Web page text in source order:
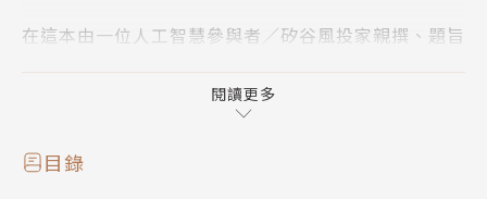
在這本由一位人工智慧參與者／矽谷風投家親撰、題旨
許永遠能自知「所知有限」，但AI與機器學習的出現，
則讓我們進入了一個全新的未來領域。作者主張：
閱讀更多
目錄